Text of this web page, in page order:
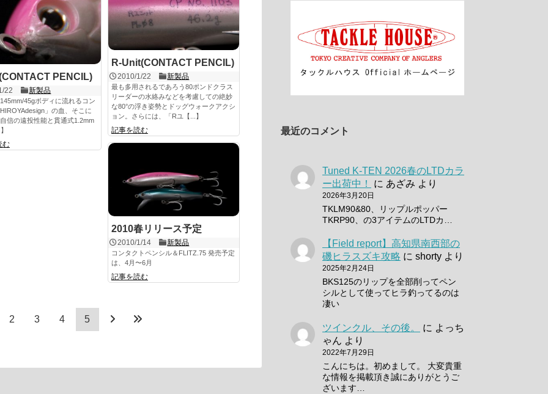
R-Unit(CONTACT PENCIL)
2010/1/22 新製品
最も多用されるであろう80ポンドクラス
リーダーの水絡みなどを考慮しての絶妙
な80°の浮き姿勢とドッグウォークアクシ
ョン。さらには、「Rユ【...】
記事を読む
PENCIL)
22 新製品
45gボディに流れるコン
」の血、そこに
信の遠投性能と貫通式1.2mm
む
2010春リリース予定
2010/1/14 新製品
コンタクトペンシル＆FLITZ.75 発売予定
は、4月〜6月
記事を読む
2 3 4 5
最近のコメント
Tuned K-TEN 2026春のLTDカラ
ー出荷中！
に あざみ より
2026年3月20日
TKLM90&80、リップルポッパー
TKRP90、の3アイテムのLTDカ…
【Field report】高知県南西部の
磯ヒラスズキ攻略 に shorty より
2025年2月24日
BKS125のリップを全部削ってペン
シルとして使ってヒラ釣ってるのは
凄い
ツインクル、その後。 に よっち
ゃん より
2022年7月29日
こんにちは。初めまして。 大変貴重
な情報を掲載頂き誠にありがとうご
ざいます…